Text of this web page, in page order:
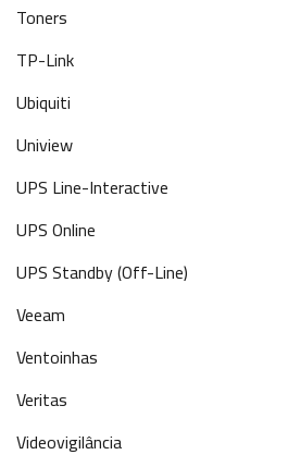
Toners
TP-Link
Ubiquiti
Uniview
UPS Line-Interactive
UPS Online
UPS Standby (Off-Line)
Veeam
Ventoinhas
Veritas
Videovigilância